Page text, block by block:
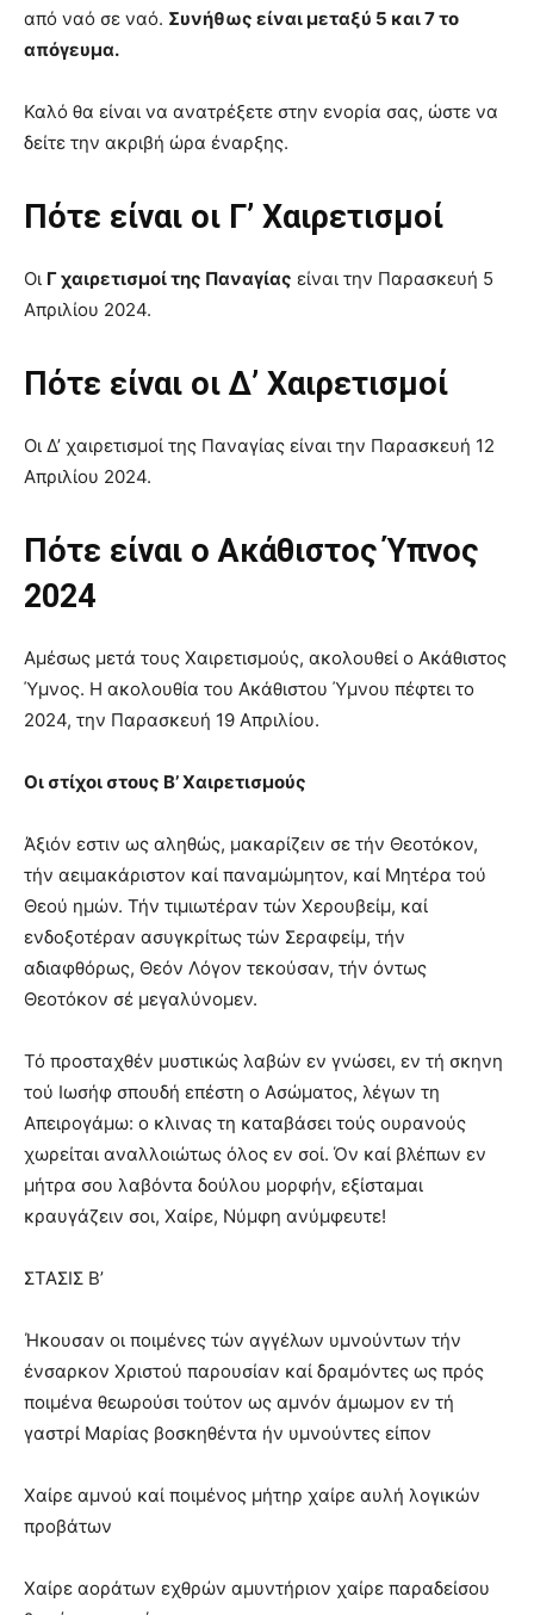
από ναό σε ναό. Συνήθως είναι μεταξύ 5 και 7 το
απόγευμα.
Καλό θα είναι να ανατρέξετε στην ενορία σας, ώστε να
δείτε την ακριβή ώρα έναρξης.
Πότε είναι οι Γ’ Χαιρετισμοί
Οι Γ χαιρετισμοί της Παναγίας είναι την Παρασκευή 5
Απριλίου 2024.
Πότε είναι οι Δ’ Χαιρετισμοί
Οι Δ’ χαιρετισμοί της Παναγίας είναι την Παρασκευή 12
Απριλίου 2024.
Πότε είναι ο Ακάθιστος Ύπνος
2024
Αμέσως μετά τους Χαιρετισμούς, ακολουθεί ο Ακάθιστος
Ύμνος. Η ακολουθία του Ακάθιστου Ύμνου πέφτει το
2024, την Παρασκευή 19 Απριλίου.
Οι στίχοι στους Β’ Χαιρετισμούς
Άξιόν εστιν ως αληθώς, μακαρίζειν σε τήν Θεοτόκον,
τήν αειμακάριστον καί παναμώμητον, καί Μητέρα τού
Θεού ημών. Τήν τιμιωτέραν τών Χερουβείμ, καί
ενδοξοτέραν ασυγκρίτως τών Σεραφείμ, τήν
αδιαφθόρως, Θεόν Λόγον τεκούσαν, τήν όντως
Θεοτόκον σέ μεγαλύνομεν.
Τό προσταχθέν μυστικώς λαβών εν γνώσει, εν τή σκηνη
τού Ιωσήφ σπουδή επέστη ο Ασώματος, λέγων τη
Απειρογάμω: ο κλινας τη καταβάσει τούς ουρανούς
χωρείται αναλλοιώτως όλος εν σοί. Όν καί βλέπων εν
μήτρα σου λαβόντα δούλου μορφήν, εξίσταμαι
κραυγάζειν σοι, Χαίρε, Νύμφη ανύμφευτε!
ΣΤΑΣΙΣ Β’
Ήκουσαν οι ποιμένες τών αγγέλων υμνούντων τήν
ένσαρκον Χριστού παρουσίαν καί δραμόντες ως πρός
ποιμένα θεωρούσι τούτον ως αμνόν άμωμον εν τή
γαστρί Μαρίας βοσκηθέντα ήν υμνούντες είπον
Χαίρε αμνού καί ποιμένος μήτηρ χαίρε αυλή λογικών
προβάτων
Χαίρε αοράτων εχθρών αμυντήριον χαίρε παραδείσου